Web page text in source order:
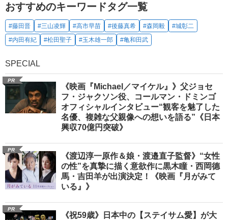
おすすめのキーワードタグ一覧
#藤田晋 #三山凌輝 #高市早苗 #後藤真希 #森岡毅
#城彰二
#内田有紀
#松田聖子 #玉木雄一郎 #亀和田武
SPECIAL
PR
《映画『Michael／マイケル』》父ジョセ
フ・ジャクソン役、コールマン・ドミンゴ
オフィシャルインタビュー“観客を魅了した
名優、複雑な父親像への想いを語る”《日本
興収70億円突破》
PR
《渡辺淳一原作＆娘・渡邉直子監督》“女性
の性”を真摯に描く意欲作に黒木瞳・西岡德
馬・吉田羊が出演決定！《映画『月がみて
いる』》
PR
《祝59歳》日本中の【ステイサム愛】が大